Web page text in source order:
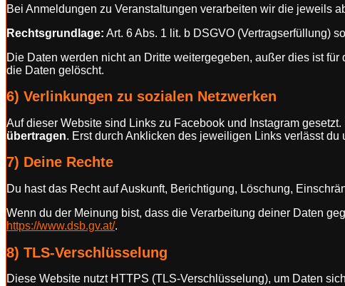
Bei Anmeldungen zu Veranstaltungen verarbeiten wir die jeweils
Rechtsgrundlage: Art. 6 Abs. 1 lit. b DSGVO (Vertragserfüllung)
Die Daten werden nicht an Dritte weitergegeben, außer dies ist
die Daten gelöscht.
6) Verlinkungen zu sozialen Netzwerken
Auf dieser Website sind Links zu Facebook und Instagram
übertragen. Erst durch Anklicken des jeweiligen Links verlässt du
7) Deine Rechte
Du hast das Recht auf Auskunft, Berichtigung, Löschung,
Wenn du der Meinung bist, dass die Verarbeitung deiner Daten
https://www.dsb.gv.at/.
8) TLS-Verschlüsselung
Diese Website nutzt HTTPS (TLS-Verschlüsselung), um Daten